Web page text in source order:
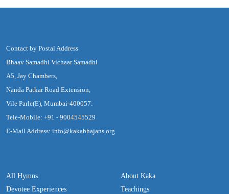
Contact by Postal Address
Bhaav Samadhi Vichaar Samadhi
A5, Jay Chambers,
Nanda Patkar Road Extension,
Vile Parle(E), Mumbai-400057.
Tele-Mobile: +91 - 9004545529
E-Mail Address: info@kakabhajans.org
All Hymns
Devotee Experiences
About Kaka
Teachings